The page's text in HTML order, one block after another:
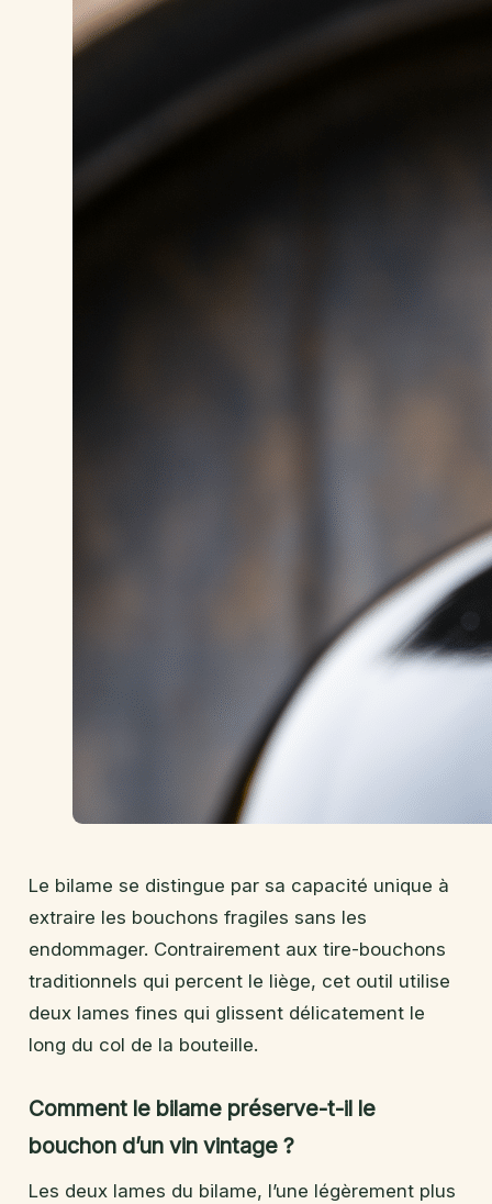
Le bilame se distingue par sa capacité unique à
extraire les bouchons fragiles sans les
endommager. Contrairement aux tire-bouchons
traditionnels qui percent le liège, cet outil utilise
deux lames fines qui glissent délicatement le
long du col de la bouteille.
Comment le bilame préserve-t-il le
bouchon d’un vin vintage ?
Les deux lames du bilame, l’une légèrement plus